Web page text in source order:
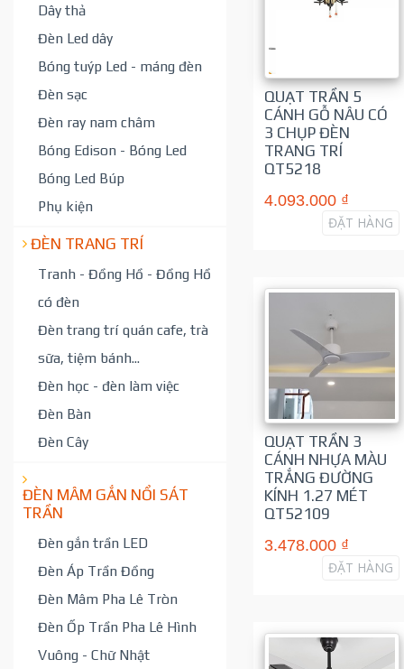
Dây thả
Đèn Led dây
Bóng tuýp Led - máng đèn
Đèn sạc
Đèn ray nam châm
Bóng Edison - Bóng Led
Bóng Led Búp
Phụ kiện
ĐÈN TRANG TRÍ
Tranh - Đồng Hồ - Đồng Hồ
có đèn
Đèn trang trí quán cafe, trà
sữa, tiệm bánh...
Đèn học - đèn làm việc
Đèn Bàn
Đèn Cây
ĐÈN MÂM GẮN NỔI SÁT
TRẦN
Đèn gắn trần LED
Đèn Áp Trần Đồng
Đèn Mâm Pha Lê Tròn
Đèn Ốp Trần Pha Lê Hình
Vuông - Chữ Nhật
QUẠT TRẦN 5
CÁNH GỖ NÂU CÓ
3 CHỤP ĐÈN
TRANG TRÍ
QT5218
4.093.000 ₫
ĐẶT HÀNG
QUẠT TRẦN 3
CÁNH NHỰA MÀU
TRẮNG ĐƯỜNG
KÍNH 1.27 MÉT
QT52109
3.478.000 ₫
ĐẶT HÀNG